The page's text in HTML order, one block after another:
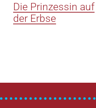
Die Prinzessin auf
der Erbse